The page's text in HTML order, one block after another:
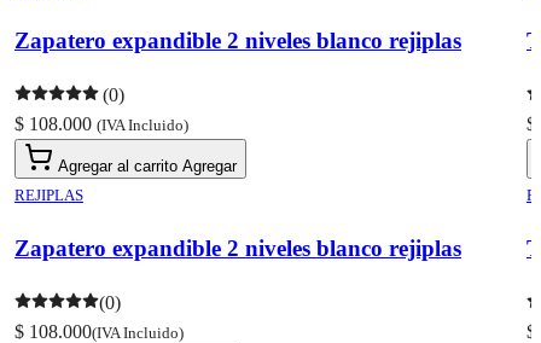
Zapatero expandible 2 niveles blanco rejiplas
(0)
$ 108.000 (IVA Incluido)
Agregar al carrito Agregar
REJIPLAS
Zapatero expandible 2 niveles blanco rejiplas
(0)
$ 108.000(IVA Incluido)
$
$